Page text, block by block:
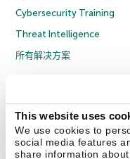
This website uses
We use cookies to
social media features
share information
Cybersecurity Training
Threat Intelligence
所有解决方案
反腐败政策
京ICP备12053225号
京公网
联系我们 关于我们 合作伙伴